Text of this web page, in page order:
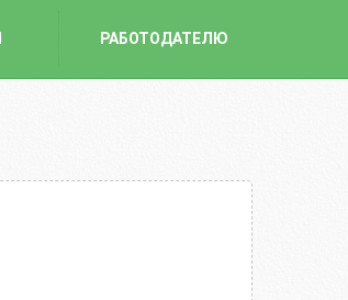
РАБОТОДАТЕЛЮ